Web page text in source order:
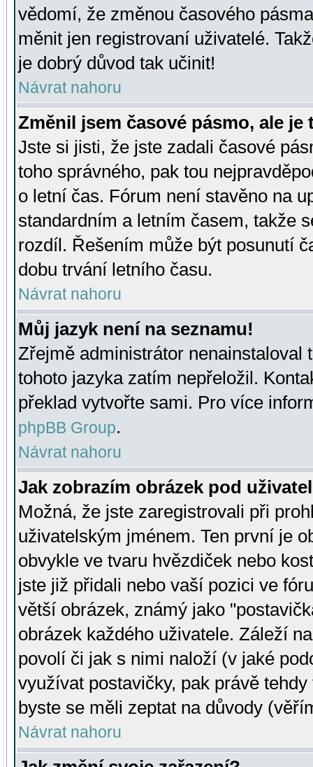
vědomí, že změnou časového
měnit jen registrovaní uživatelé.
je dobrý důvod tak učinit!
Návrat nahoru
Změnil jsem časové pásmo, ale je
Jste si jisti, že jste zadali časové
toho správného, pak tou
o letní čas. Fórum není stavěno na
standardním a letním časem, takže
rozdíl. Řešením může být posunutí
dobu trvání letního času.
Návrat nahoru
Můj jazyk není na seznamu!
Zřejmě administrátor nenainstaloval
tohoto jazyka zatím nepřeložil.
překlad vytvořte sami. Pro více
phpBB Group.
Návrat nahoru
Jak zobrazím obrázek pod
Možná, že jste zaregistrovali při
uživatelským jménem. Ten první je
obvykle ve tvaru hvězdiček nebo
jste již přidali nebo vaší pozici ve
větší obrázek, známý jako
obrázek každého uživatele. Záleží
povolí či jak s nimi naloží (v jaké
využívat postavičky, pak právě
byste se měli zeptat na důvody
Návrat nahoru